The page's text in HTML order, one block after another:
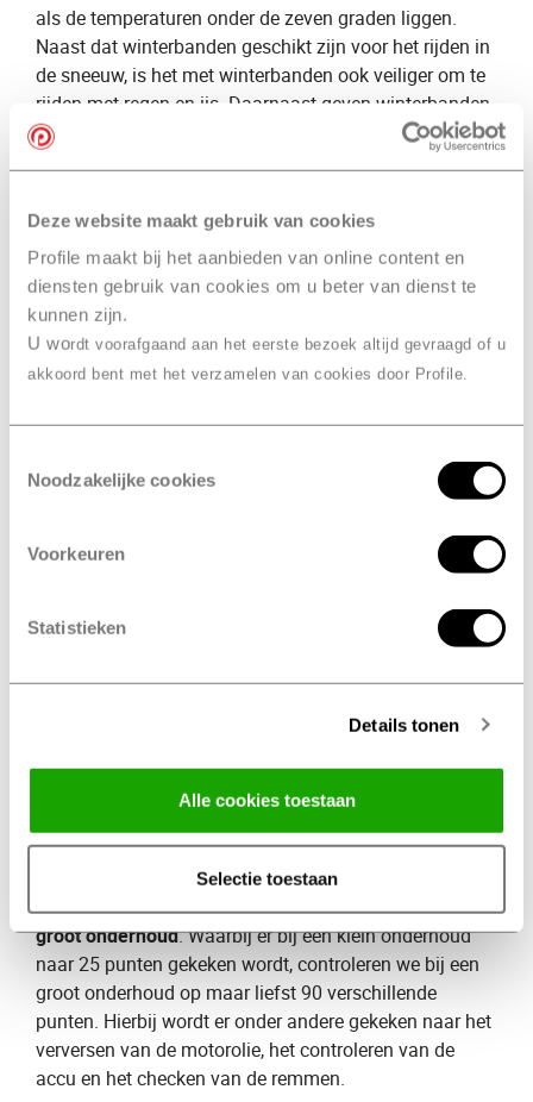
Deze website maakt gebruik van cookies
Profile maakt bij het aanbieden van online content en
diensten gebruik van cookies om u beter van dienst te
kunnen zijn.
U wordt voorafgaand aan het eerste bezoek altijd gevraagd of u
akkoord bent met het verzamelen van cookies door Profile.
Noodzakelijke cookies
Voorkeuren
Statistieken
Details tonen
Alle cookies toestaan
Selectie toestaan
als de temperaturen onder de zeven graden liggen.
Naast dat winterbanden geschikt zijn voor het rijden in
de sneeuw, is het met winterbanden ook veiliger om te
rijden met regen en ijs. Daarnaast geven winterbanden
meer grip dan ​
​ doordat het profiel van de
Naast onze kennis over winterbanden, bieden wij ook
een groot aanbod aan winterbanden voor de verkoop.
Wil je ​ winterbanden kopen​? Dan voorzien wij van
Profile Geldermalsen, Nout,​ je graag van een uitgebreid
advies. Wij selecteren graag de ​
voor jou en je auto.
Klein onderhoud
meer dan 25 punten. Zij controleren onder andere de
Na een klein onderhoud is je auto weer startklaar om
veilig de weg op te kunnen.
Wat kost een klein onderhoud​?
De kosten verschillen per merk en autotype. Bij het
specialisten altijd een prijsopgave gemaakt. Hierdoor
weet je precies waar je aan toe bent!
Groot onderhoud
Naast een klein onderhoud bieden wij ook ​
groot onderhoud​. Waarbij er bij een klein onderhoud
naar 25 punten gekeken wordt, controleren we bij een
groot onderhoud op maar liefst 90 verschillende
punten. Hierbij wordt er onder andere gekeken naar het
verversen van de motorolie, het controleren van de
accu en het checken van de remmen.